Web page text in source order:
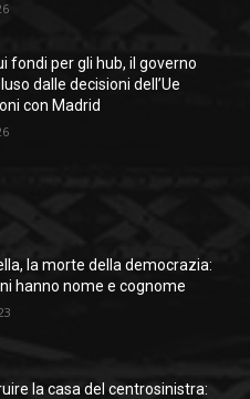
fondi per gli hub, il governo
dalle decisioni dell’Ue
con Madrid
la morte della democrazia:
hanno nome e cognome
la casa del centrosinistra: